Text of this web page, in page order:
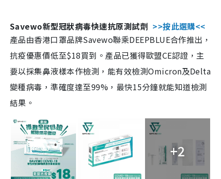
Savewo新型冠狀病毒快速抗原測試劑 >>按此選購<<
產品由香港口罩品牌Savewo聯乘DEEPBLUE合作推出，
抗疫優惠價低至$18買到。產品已獲得歐盟CE認證，主
要以採集鼻液樣本作檢測，能有效檢測Omicron及Delta
變種病毒，準確度達至99%，最快15分鐘就能知道檢測
結果。
+2